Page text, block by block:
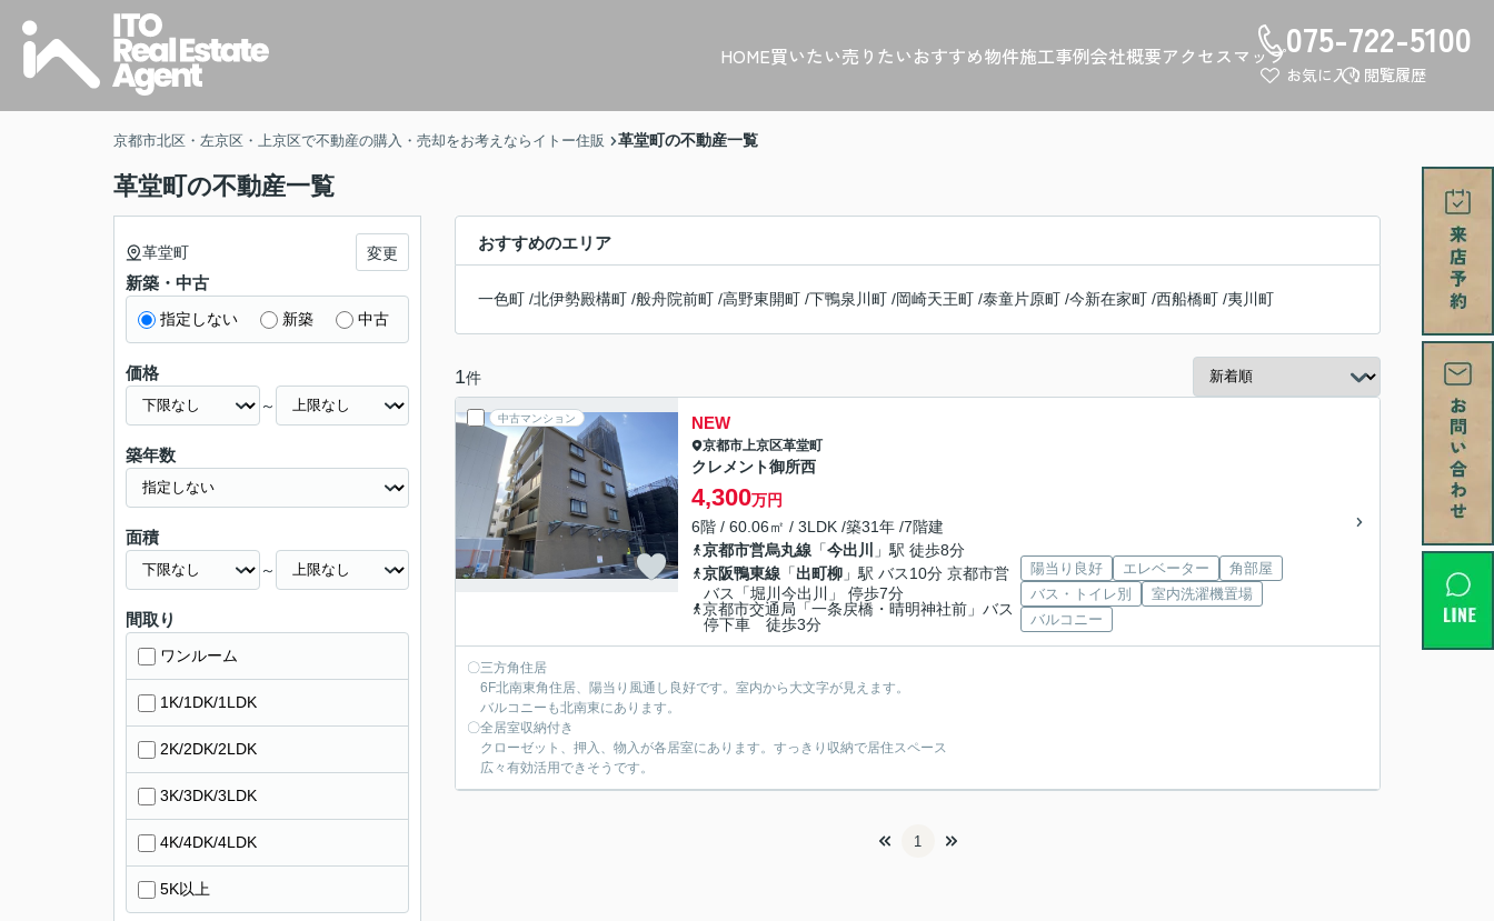
HOME買いたい売りたいおすすめ物件施工事例会社概要アクセスマップ075-722-5100
お気に入り 閲覧履歴
京都市北区・左京区・上京区で不動産の購入・売却をお考えならイトー住販 革堂町の不動産一覧
革堂町の不動産一覧
おすすめのエリア
一色町 /北伊勢殿構町 /般舟院前町 /高野東開町 /下鴨泉川町 /岡崎天王町 /泰童片原町 /今新在家町 /西船橋町 /夷川町
1件
中古マンション NEW
京都市上京区革堂町
クレメント御所西
4,300万円
6階 / 60.06㎡ / 3LDK /築31年 /7階建
京都市営烏丸線 「今出川
」駅 徒歩8分
京阪鴨東線 「出町柳 」駅 バス10分 京都市営
バス「堀川今出川」 停歩7分
京都市交通局「一条戻橋・晴明神社前」バス
停下車 徒歩3分
陽当り良好 エレベーター
角部屋
バス・トイレ別
室内洗濯機置場
バルコニー
〇三方角住居
6F北南東角住居、陽当り風通し良好です。室内から大文字が見えます。
バルコニーも北南東にあります。
〇全居室収納付き
クローゼット、押入、物入が各居室にあります。すっきり収納で居住スペース
広々有効活用できそうです。
1
革堂町 変更
新築・中古
指定しない 新築 中古
価格
～
築年数
面積
～
間取り
ワンルーム
1K/1DK/1LDK
2K/2DK/2LDK
3K/3DK/3LDK
4K/4DK/4LDK
5K以上